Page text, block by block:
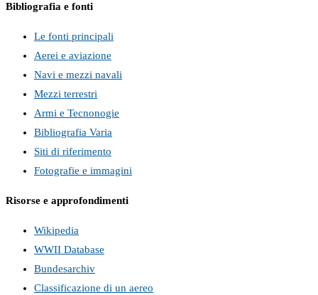
Bibliografia e fonti
Le fonti principali
Aerei e aviazione
Navi e mezzi navali
Mezzi terrestri
Armi e Tecnonogie
Bibliografia Varia
Siti di riferimento
Fotografie e immagini
Risorse e approfondimenti
Wikipedia
WWII Database
Bundesarchiv
Classificazione di un aereo